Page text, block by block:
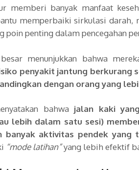
memberi banyak manfaat
memperbaiki sirkulasi darah,
poin penting dalam pencegahan
menunjukkan bahwa
penyakit jantung berkurang
dengan orang yang
bahwa jalan kaki
lebih dalam satu sesi)
banyak aktivitas pendek yang
“mode latihan”yang lebih efektif